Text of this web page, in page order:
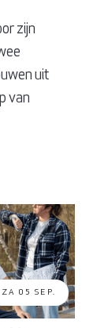
zijn
uit
van
ZA 05 SEP.